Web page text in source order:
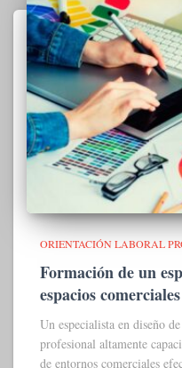
ORIENTACIÓN LABORAL
Formación de un
espacios comerciales
Un especialista en diseño
profesional altamente
de entornos comerciales